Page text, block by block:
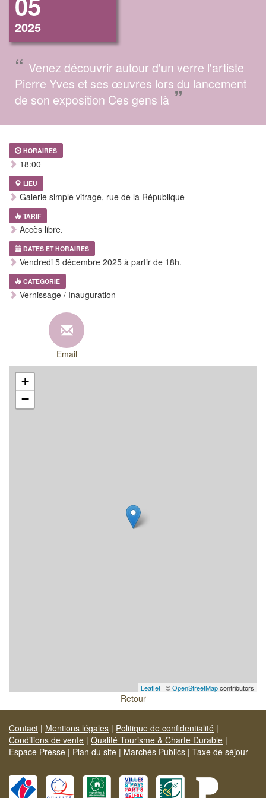
2025
“ Venez découvrir autour d'un verre l'artiste
Pierre Yves et ses œuvres lors du lancement
de son exposition Ces gens là”
HORAIRES
18:00
LIEU
Galerie simple vitrage, rue de la République
TARIF
Accès libre.
DATES ET HORAIRES
Vendredi 5 décembre 2025 à partir de 18h.
CATEGORIE
Vernissage / Inauguration
Email
+
−
Leaflet | ©OpenStreetMapcontributors
Retour
Contact | Mentions légales | Politique de confidentialité |
Conditions de vente | Qualité Tourisme & Charte Durable |
Espace Presse | Plan du site | Marchés Publics | Taxe de séjour